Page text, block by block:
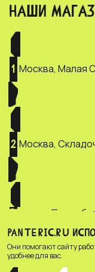
НАШИ
1 Москва, Малая
2 Москва,
Санкт-
2/5
PANTERIC.RU
Они помогают сайту
удобнее для вас.